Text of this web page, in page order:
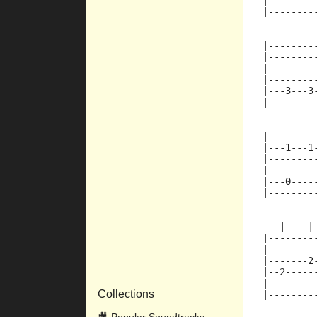
Collections
|---3---
|---1---
|---
|-------
|--